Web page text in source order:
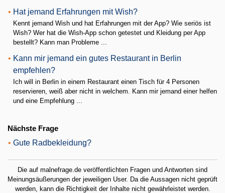
• Hat jemand Erfahrungen mit Wish?
Kennt jemand Wish und hat Erfahrungen mit der App? Wie seriös ist
Wish? Wer hat die Wish-App schon getestet und Kleidung per App
bestellt? Kann man Probleme ...
• Kann mir jemand ein gutes Restaurant in Berlin
empfehlen?
Ich will in Berlin in einem Restaurant einen Tisch für 4 Personen
reservieren, weiß aber nicht in welchem. Kann mir jemand einer helfen
und eine Empfehlung ...
Nächste Frage
• Gute Radbekleidung?
Die auf malnefrage.de veröffentlichten Fragen und Antworten sind
Meinungsäußerungen der jeweiligen User. Da die Aussagen nicht geprüft
werden, kann die Richtigkeit der Inhalte nicht gewährleistet werden.